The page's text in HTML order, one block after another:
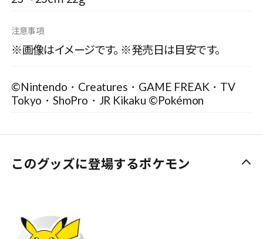
注意事項
※画像はイメージです。 ※発売日は目安です。
©Nintendo・Creatures・GAME FREAK・TV
Tokyo・ShoPro・JR Kikaku ©Pokémon
このグッズに登場するポケモン